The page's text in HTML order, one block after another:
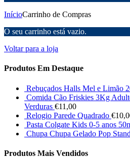
InícioCarrinho de Compras
O seu carrinho está vazio.
Voltar para a loja
Produtos Em Destaque
Rebuçados Halls Mel e Limão
Comida Cão Friskies 3Kg
Verduras €11,00
Relogio Parede Quadrado €
Pasta Colgate Kids 0-5 anos
Chupa Chupa Gelado Pop
Produtos Mais Vendidos